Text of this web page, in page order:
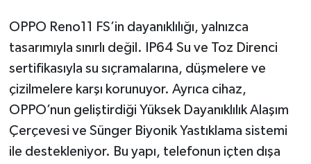
OPPO Reno11 FS’in dayanıklılığı, yalnızca
tasarımıyla sınırlı değil. IP64 Su ve Toz Direnci
sertifikasıyla su sıçramalarına, düşmelere ve
çizilmelere karşı korunuyor. Ayrıca cihaz,
OPPO’nun geliştirdiği Yüksek Dayanıklılık Alaşım
Çerçevesi ve Sünger Biyonik Yastıklama sistemi
ile destekleniyor. Bu yapı, telefonun içten dışa